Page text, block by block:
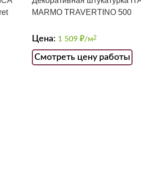
MARMO TRAVERTINO 500
Цена: 1 509₽/м2
Смотреть цену работы